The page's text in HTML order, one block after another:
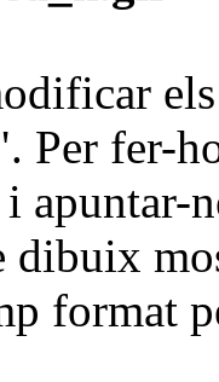
Per fer-
apuntar-
dibuix
format